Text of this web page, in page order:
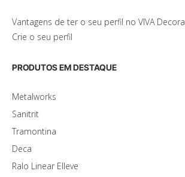
Vantagens de ter o seu perfil no VIVA Decora
Crie o seu perfil
PRODUTOS EM DESTAQUE
Metalworks
Sanitrit
Tramontina
Deca
Ralo Linear Elleve